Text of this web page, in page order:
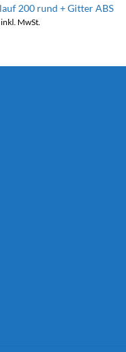
200 rund + Gitter ABS
inkl. MwSt.